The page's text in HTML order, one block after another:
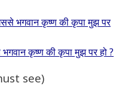
भगवान कृष्ण की कृपा मुझ पर
कृष्ण की कृपा मुझ पर हो ?
see)